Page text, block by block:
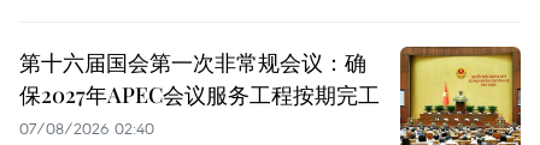
第十六届国会第一次非常规会议：确
保2027年APEC会议服务工程按期完工
07/08/2026 02:40